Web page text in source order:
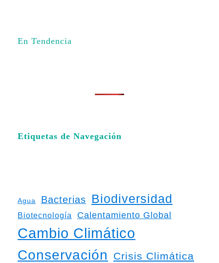
En Tendencia
Etiquetas de Navegación
Agua Bacterias Biodiversidad
Biotecnología Calentamiento Global
Cambio Climático
Conservación Crisis Climática